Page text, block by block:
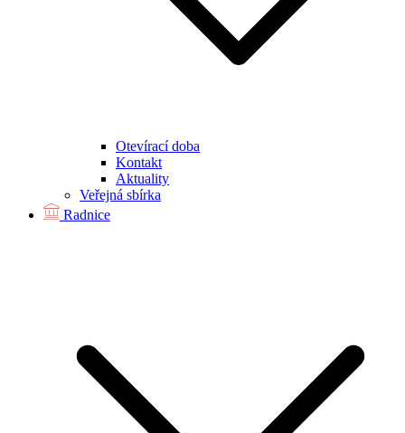
Otevírací doba
Kontakt
Aktuality
Veřejná sbírka
Radnice